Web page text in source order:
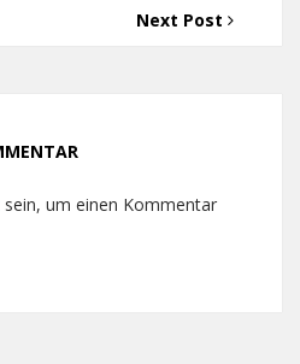
Next Post
sein, um einen Kommentar